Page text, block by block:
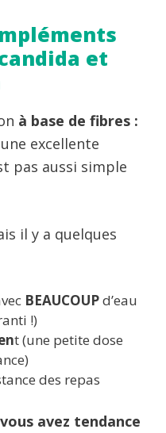
et
à base de fibres :
excellente
pas aussi simple
il y a quelques
BEAUCOUPd’eau
!)
t (une petite dose
des repas
avez tendance